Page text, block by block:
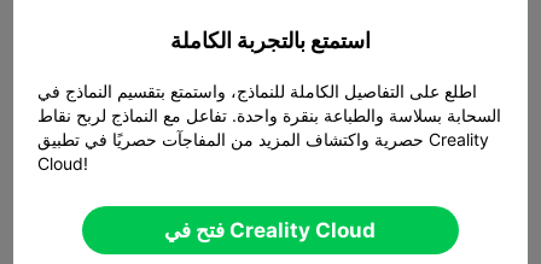
استمتع بالتجربة الكاملة
اطلع على التفاصيل الكاملة للنماذج، واستمتع بتقسيم النماذج في
السحابة بسلاسة والطباعة بنقرة واحدة. تفاعل مع النماذج لربح نقاط
حصرية واكتشاف المزيد من المفاجآت حصريًا في تطبيق Creality
Cloud!
فتح في Creality Cloud